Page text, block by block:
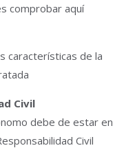
comprobar aquí
características de la
Civil
debe de estar en
Civil